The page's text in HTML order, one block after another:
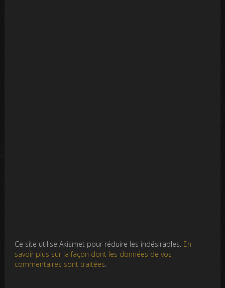
Ce site utilise Akismet pour réduire les indésirables. En
savoir plus sur la façon dont les données de vos
commentaires sont traitées.